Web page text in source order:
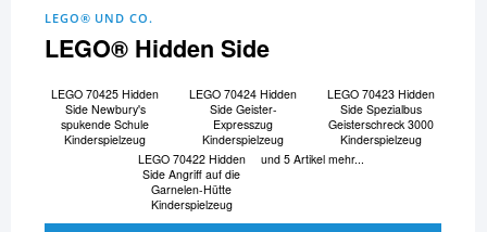
LEGO® UND CO.
LEGO® Hidden Side
LEGO 70425 Hidden
Side Newbury's
spukende Schule
Kinderspielzeug
LEGO 70424 Hidden
Side Geister-
Expresszug
Kinderspielzeug
LEGO 70423 Hidden
Side Spezialbus
Geisterschreck 3000
Kinderspielzeug
LEGO 70422 Hidden
Side Angriff auf die
Garnelen-Hütte
Kinderspielzeug
und 5 Artikel mehr...